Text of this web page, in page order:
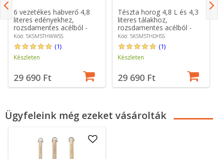
6 vezetékes habverő 4,8
literes edényekhez,
rozsdamentes acélból -
KitchenAid
Kód: 5KSM5THWWSS
(1)
Készleten
29 690 Ft
Tészta horog 4,8 L és 4,3
literes tálakhoz,
rozsdamentes acélból -
KitchenAid
Kód: 5KSM5THDHSS
(1)
Készleten
29 690 Ft
Ügyfeleink még ezeket vásárolták